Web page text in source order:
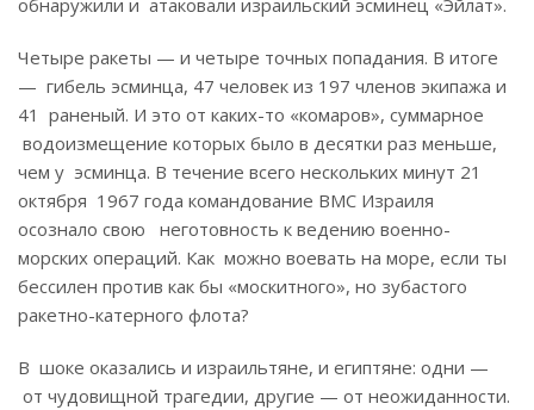
обнаружили и атаковали израильский эсминец «Эйлат».
Четыре ракеты — и четыре точных попадания. В итоге
— гибель эсминца, 47 человек из 197 членов экипажа и
41 раненый. И это от каких-то «комаров», суммарное
водоизмещение которых было в десятки раз меньше,
чем у эсминца. В течение всего нескольких минут 21
октября 1967 года командование ВМС Израиля
осознало свою неготовность к ведению военно-
морских операций. Как можно воевать на море, если ты
бессилен против как бы «москитного», но зубастого
ракетно-катерного флота?
В шоке оказались и израильтяне, и египтяне: одни —
от чудовищной трагедии, другие — от неожиданности.